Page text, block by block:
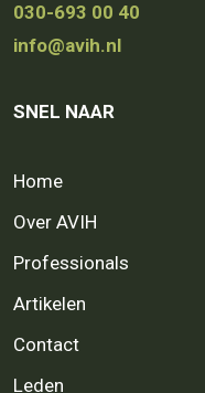
030-693 00 40
info@avih.nl
SNEL NAAR
Home
Over AVIH
Professionals
Artikelen
Contact
Leden